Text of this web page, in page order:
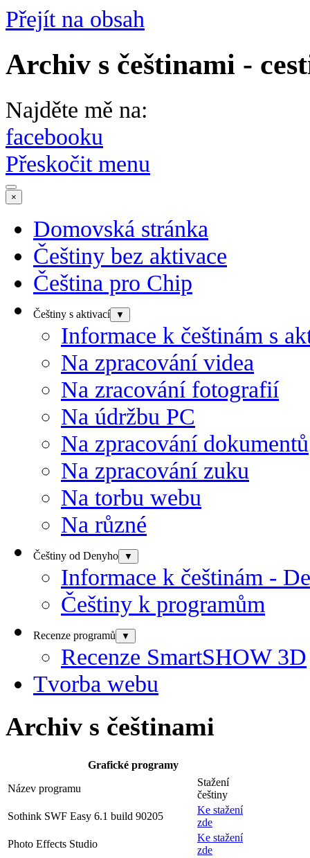
Přejít na obsah
Archiv s češtinami -
Najděte mě na:
facebooku
Přeskočit menu
×
Domovská stránka
Češtiny bez aktivace
Čeština pro Chip
Češtiny s aktivací ▼
Informace k češtinám s
Na zpracování videa
Na zracování fotografií
Na údržbu PC
Na zpracování dokumentů
Na zpracování zuku
Na torbu webu
Na různé
Češtiny od Denyho ▼
Informace k češtinám -
Češtiny k programům
Recenze programů ▼
Recenze SmartSHOW 3D
Tvorba webu
Archiv s češtinami
Grafické programy
Název programu
Stažení
češtiny
Sothink SWF Easy 6.1 build 90205
Ke stažení
zde
Photo Effects Studio
Ke stažení
zde